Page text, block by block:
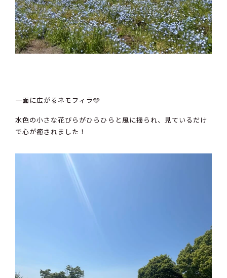
一面に広がるネモフィラ🩵
水色の小さな花びらがひらひらと風に揺られ、見ているだけ
で心が癒されました！